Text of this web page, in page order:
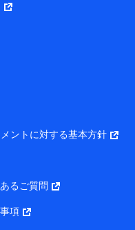
ントに対する基本方針
るご質問
項